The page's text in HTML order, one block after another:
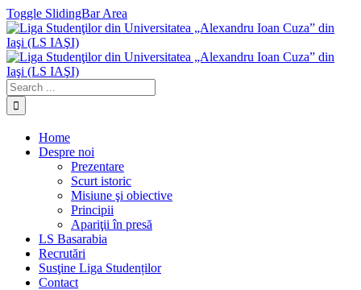
Toggle SlidingBar Area
Home
Despre noi
Prezentare
Scurt istoric
Misiune şi obiective
Principii
Apariţii în presă
LS Basarabia
Recrutări
Susţine Liga Studenților
Contact